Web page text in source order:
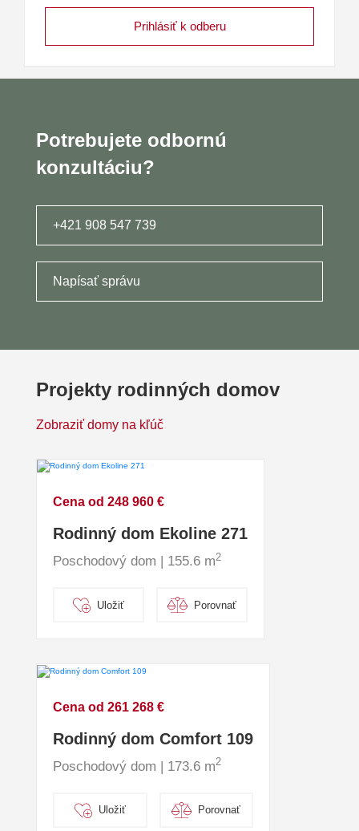
Potrebujete odbornú
konzultáciu?
+421 908 547 739
Napísať správu
Projekty rodinných domov
Zobraziť domy na kľúč
Cena od 248 960 €
Rodinný dom Ekoline 271
Poschodový dom | 155.6 m2
Uložiť Porovnať
Cena od 261 268 €
Rodinný dom Comfort 109
Poschodový dom | 173.6 m2
Uložiť Porovnať